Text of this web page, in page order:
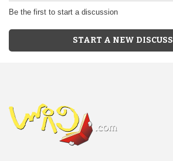
Be the first to start a discussion
START A NEW